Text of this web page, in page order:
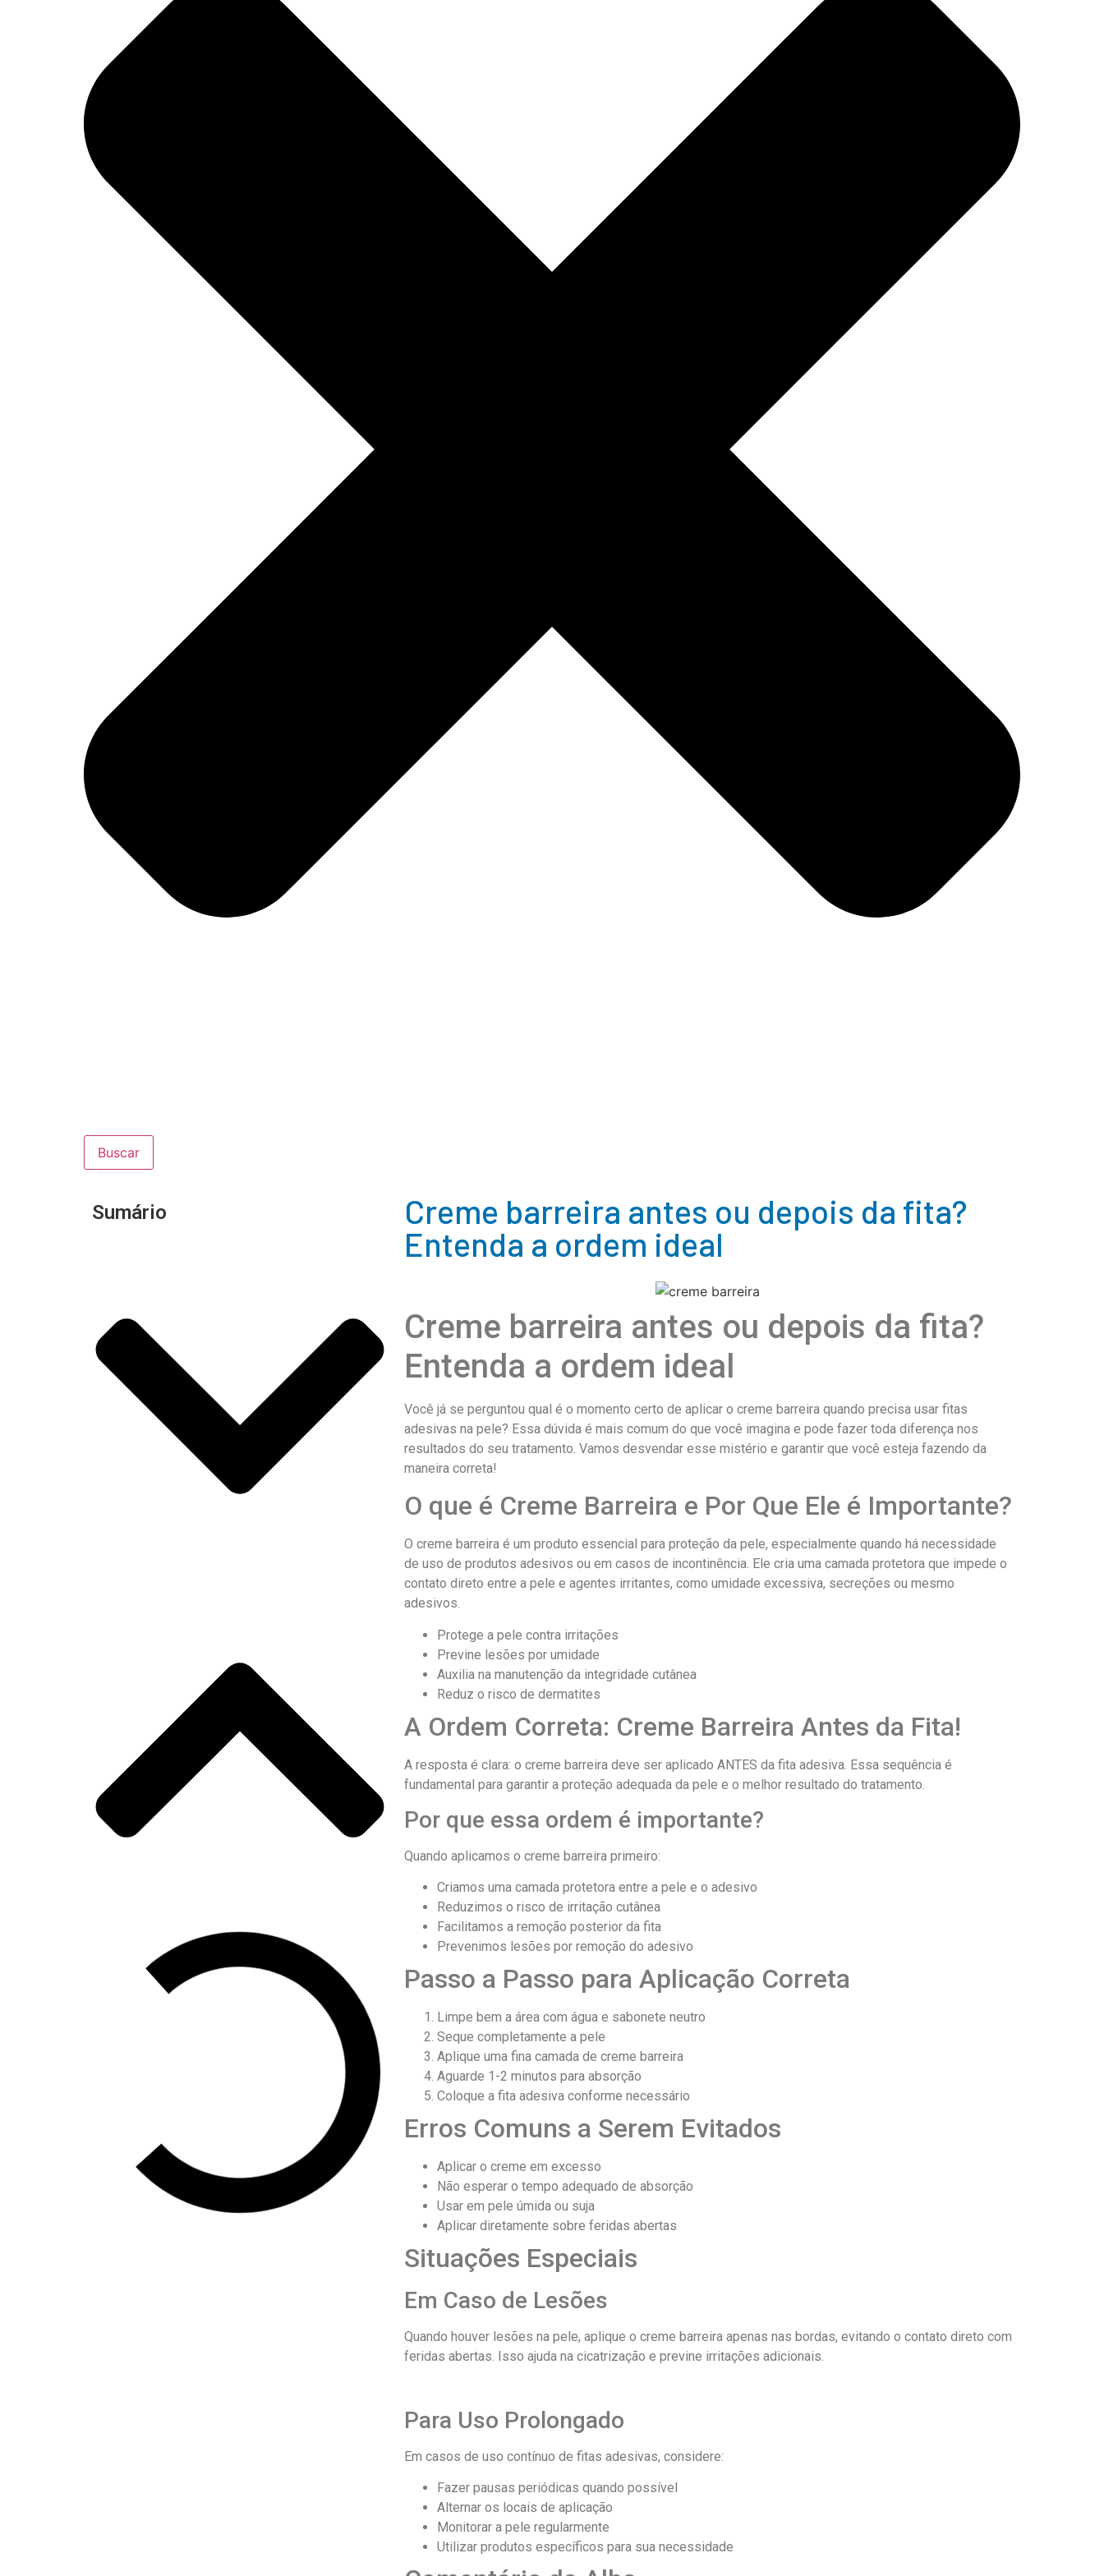
Buscar
Sumário
Creme barreira antes ou depois da fita?
Entenda a ordem ideal
Creme barreira antes ou depois da fita?
Entenda a ordem ideal
Você já se perguntou qual é o momento certo de aplicar o creme barreira quando precisa usar fitas
adesivas na pele? Essa dúvida é mais comum do que você imagina e pode fazer toda diferença nos
resultados do seu tratamento. Vamos desvendar esse mistério e garantir que você esteja fazendo da
maneira correta!
O que é Creme Barreira e Por Que Ele é Importante?
O creme barreira é um produto essencial para proteção da pele, especialmente quando há necessidade
de uso de produtos adesivos ou em casos de incontinência. Ele cria uma camada protetora que impede o
contato direto entre a pele e agentes irritantes, como umidade excessiva, secreções ou mesmo
adesivos.
Protege a pele contra irritações
Previne lesões por umidade
Auxilia na manutenção da integridade cutânea
Reduz o risco de dermatites
A Ordem Correta: Creme Barreira Antes da Fita!
A resposta é clara: o creme barreira deve ser aplicado ANTES da fita adesiva. Essa sequência é
fundamental para garantir a proteção adequada da pele e o melhor resultado do tratamento.
Por que essa ordem é importante?
Quando aplicamos o creme barreira primeiro:
Criamos uma camada protetora entre a pele e o adesivo
Reduzimos o risco de irritação cutânea
Facilitamos a remoção posterior da fita
Prevenimos lesões por remoção do adesivo
Passo a Passo para Aplicação Correta
Limpe bem a área com água e sabonete neutro
Seque completamente a pele
Aplique uma fina camada de creme barreira
Aguarde 1-2 minutos para absorção
Coloque a fita adesiva conforme necessário
Erros Comuns a Serem Evitados
Aplicar o creme em excesso
Não esperar o tempo adequado de absorção
Usar em pele úmida ou suja
Aplicar diretamente sobre feridas abertas
Situações Especiais
Em Caso de Lesões
Quando houver lesões na pele, aplique o creme barreira apenas nas bordas, evitando o contato direto com
feridas abertas. Isso ajuda na cicatrização e previne irritações adicionais.
Para Uso Prolongado
Em casos de uso contínuo de fitas adesivas, considere:
Fazer pausas periódicas quando possível
Alternar os locais de aplicação
Monitorar a pele regularmente
Utilizar produtos específicos para sua necessidade